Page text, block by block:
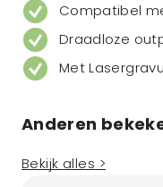
Compatibel
Draadloze
Met
Anderen
Bekijk alles >